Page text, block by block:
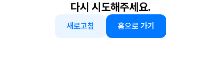
다시 시도해주세요.
새로고침 홈으로 가기